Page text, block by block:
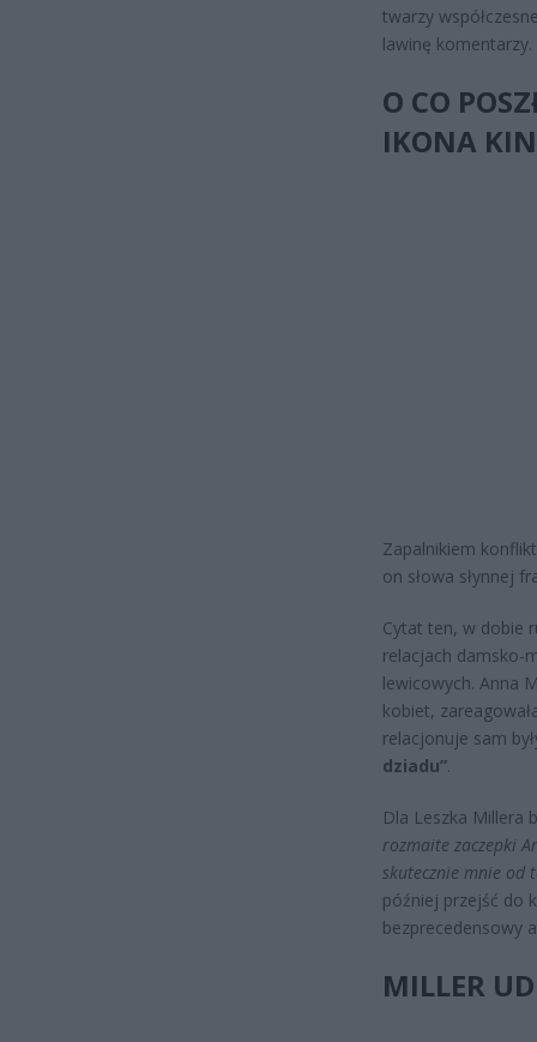
twarzy
lawinę komentarzy.
O CO
IKONA
Zapalnikiem
on słowa słynnej
Cytat ten, w dobie
relacjach damsko-
lewicowych. Anna
kobiet,
relacjonuje sam
dziadu”.
Dla Leszka Millera
rozmaite zaczepki
skutecznie mnie od
później przejść do
bezprecedensowy
MILLER